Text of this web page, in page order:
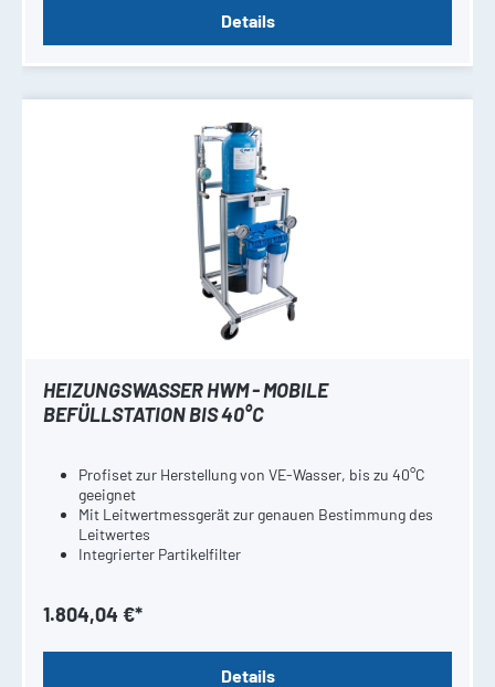
Details
HEIZUNGSWASSER HWM - MOBILE
BEFÜLLSTATION BIS 40°C
Profiset zur Herstellung von VE-Wasser, bis zu 40°C
geeignet
Mit Leitwertmessgerät zur genauen Bestimmung des
Leitwertes
Integrierter Partikelfilter
1.804,04 €*
Details